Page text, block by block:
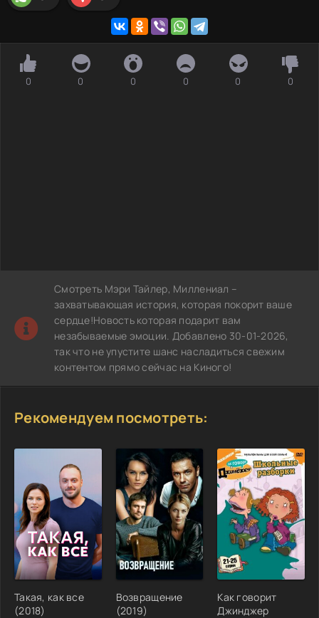
0 0 0 0 0 0
Смотреть Мэри Тайлер, Миллениал –
захватывающая история, которая покорит ваше
сердце!Новость которая подарит вам
незабываемые эмоции. Добавлено 30-01-2026,
так что не упустите шанс насладиться свежим
контентом прямо сейчас на Киного!
Рекомендуем посмотреть:
Такая, как все
(2018)
Возвращение
(2019)
Как говорит
Джинджер